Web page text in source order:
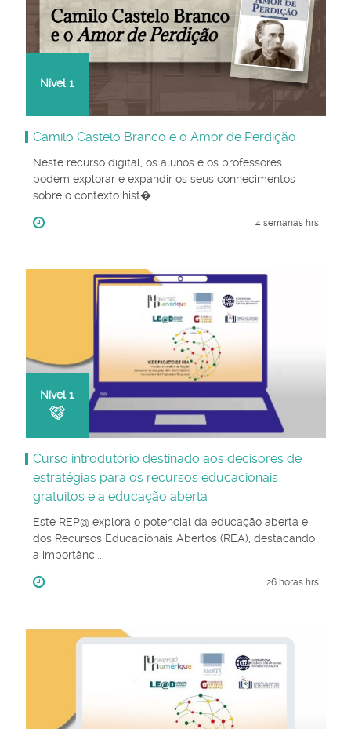
Nível1
Camilo Castelo Branco e o Amor de Perdição
Neste recurso digital, os alunos e os professores
podem explorar e expandir os seus conhecimentos
sobre o contexto hist�...
4 semanas hrs
Nível1
Curso introdutório destinado aos decisores de
estratégias para os recursos educacionais
gratuitos e a educação aberta
Este REP@ explora o potencial da educação aberta e
dos Recursos Educacionais Abertos (REA), destacando
a importânci...
26 horas hrs